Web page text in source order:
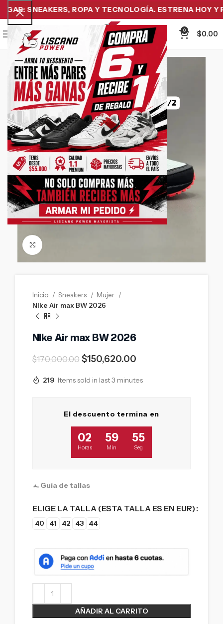
SNEAKERS, ROPA Y TECNOLOGÍA. ESTRENA HOY Y
Menu
0
$0.00
-11%
Inicio Sneakers
Mujer
NIke Air max BW 2026
NIke Air max BW 2026
$170,000.00 $150,620.00
219 Items sold in last 3 minutes
El descuento termina en
02
Horas
59
Min
54
Seg
Guía de tallas
ELIGE LA TALLA (ESTA TALLA ES EN EUR)
40 41 42 43 44
AÑADIR AL CARRITO